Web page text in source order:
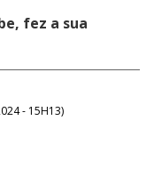
fez a sua
- 15H13)